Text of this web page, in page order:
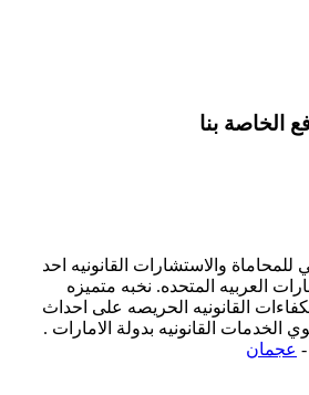
الخاصة بنا
والاستشارات القانونيه احد
العربيه المتحده. نخبه متميزه
القانونيه الحريصه على احداث
الخدمات القانونيه بدولة الامارات .
- عجمان